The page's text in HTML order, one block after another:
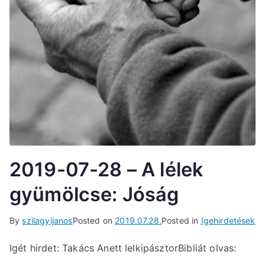
2019-07-28 – A lélek
gyümölcse: Jóság
ByszilagyijanosPosted on 2019.07.28.Posted in Igehirdetések
Igét hirdet: Takács Anett lelkipásztorBibliát olvas: